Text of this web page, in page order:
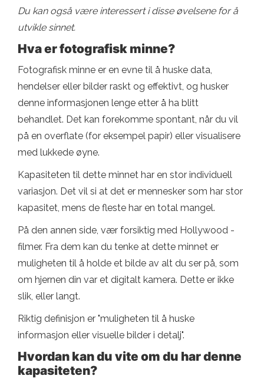
Du kan også være interessert i disse øvelsene for å
utvikle sinnet.
Hva er fotografisk minne?
Fotografisk minne er en evne til å huske data,
hendelser eller bilder raskt og effektivt, og husker
denne informasjonen lenge etter å ha blitt
behandlet. Det kan forekomme spontant, når du vil
på en overflate (for eksempel papir) eller visualisere
med lukkede øyne.
Kapasiteten til dette minnet har en stor individuell
variasjon. Det vil si at det er mennesker som har stor
kapasitet, mens de fleste har en total mangel.
På den annen side, vær forsiktig med Hollywood -
filmer. Fra dem kan du tenke at dette minnet er
muligheten til å holde et bilde av alt du ser på, som
om hjernen din var et digitalt kamera. Dette er ikke
slik, eller langt.
Riktig definisjon er "muligheten til å huske
informasjon eller visuelle bilder i detalj".
Hvordan kan du vite om du har denne
kapasiteten?